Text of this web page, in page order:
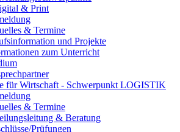
& Print
& Termine
und Projekte
zum Unterricht
für Wirtschaft - Schwerpunkt LOGISTIK
& Termine
& Beratung
Prüfungen